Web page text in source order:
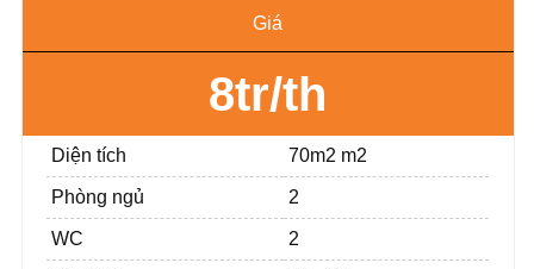
Giá
8tr/th
Diện tích 70m2 m2
Phòng ngủ 2
WC 2